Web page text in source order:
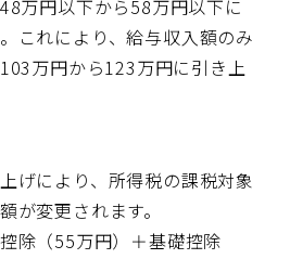
48万円以下から58万円以下に
これにより、給与収入額のみ
103万円から123万円に引き上
げにより、所得税の課税対象
が変更されます。
除（55万円）＋基礎控除